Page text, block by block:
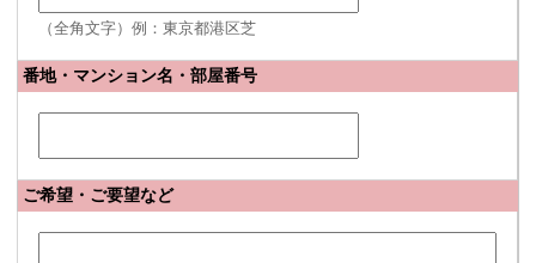
（全角文字）例：東京都港区芝
番地・マンション名・部屋番号
ご希望・ご要望など